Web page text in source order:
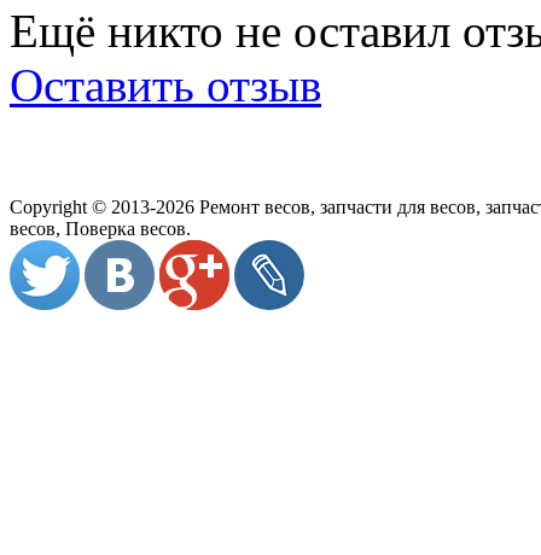
Ещё никто не оставил
Оставить отзыв
Copyright © 2013-2026 Ремонт весов, запчасти для весов,
весов, Поверка весов.